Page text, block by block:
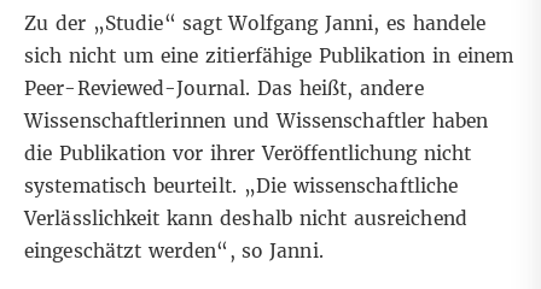
Zu der „Studie“ sagt Wolfgang Janni, es handele
sich nicht um eine zitierfähige Publikation in einem
Peer-Reviewed-Journal. Das heißt, andere
Wissenschaftlerinnen und Wissenschaftler haben
die Publikation vor ihrer Veröffentlichung nicht
systematisch beurteilt. „Die wissenschaftliche
Verlässlichkeit kann deshalb nicht ausreichend
eingeschätzt werden“, so Janni.